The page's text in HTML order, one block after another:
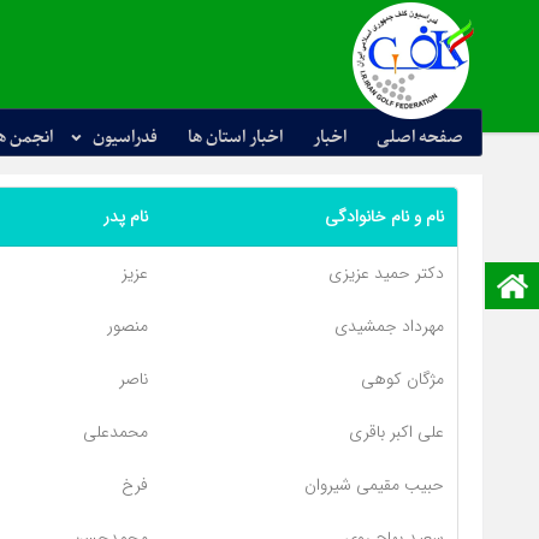
صفحه اصلی اخبار اخبار استان ها فدراسیون انجمن
صفحه نخست
نام و نام خانوادگی نام پدر
دکتر حمید عزیزی
عزیز
مهرداد جمشیدی
منصور
مژگان کوهی
ناصر
علی اکبر باقری
محمدعلی
حبیب مقیمی شیروان
فرخ